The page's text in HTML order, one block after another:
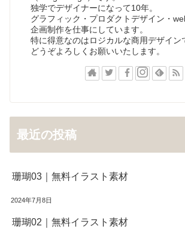
独学でデザイナーになって10年。
グラフィック・プロダクトデザイン・
企画制作を仕事にしています。
特に得意なのはロジカルな商用デザイン
どうぞよろしくお願いいたします。
最近の投稿
珊瑚03｜無料イラスト素材
2024年7月8日
珊瑚02｜無料イラスト素材